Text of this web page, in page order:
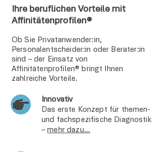
Ihre beruflichen Vorteile mit
Affinitätenprofilen®
Ob Sie Privatanwender:in,
Personalentscheider:in oder Berater:in
sind – der Einsatz von
Affinitätenprofilen® bringt Ihnen
zahlreiche Vorteile.
Innovativ
Das erste Konzept für themen-
und fachspezifische Diagnostik
–mehr dazu...